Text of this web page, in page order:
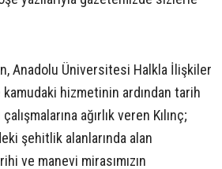
Anadolu Üniversitesi Halkla İlişkiler
hizmetinin ardından tarih
ağırlık veren Kılınç;
şehitlik alanlarında alan
ve manevi mirasımızın